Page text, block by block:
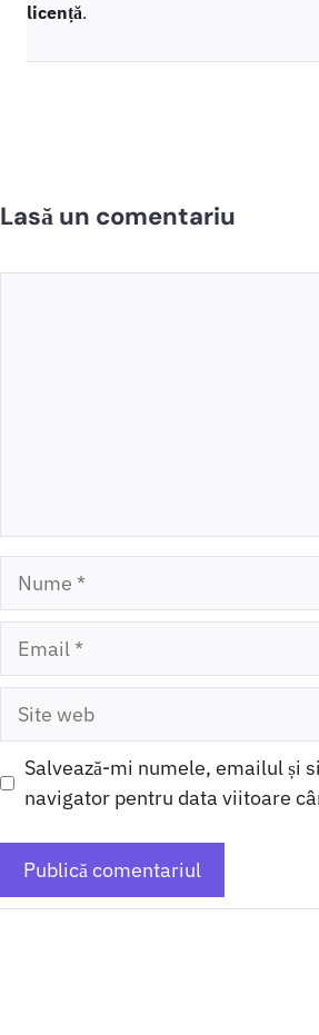
licență.
Lasă un comentariu
Nume
Email
Site
Salvează-mi numele, emailul și
navigator pentru data viitoare